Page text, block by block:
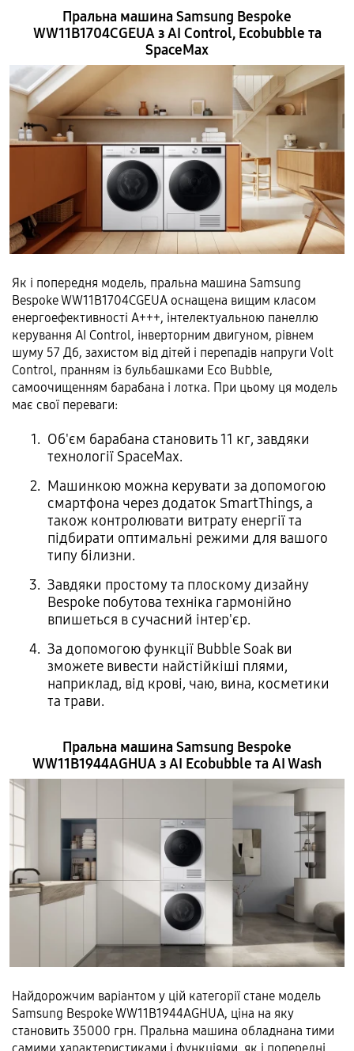
Пральна машина Samsung Bespoke
WW11B1704CGEUA з AI Control, Ecobubble та
SpaceMax
Як і попередня модель, пральна машина Samsung
Bespoke WW11B1704CGEUA оснащена вищим класом
енергоефективності А+++, інтелектуальною панеллю
керування AI Control, інверторним двигуном, рівнем
шуму 57 Дб, захистом від дітей і перепадів напруги Volt
Control, пранням із бульбашками Eco Bubble,
самоочищенням барабана і лотка. При цьому ця модель
має свої переваги:
Об'єм барабана становить 11 кг, завдяки
технології SpaceMax.
Машинкою можна керувати за допомогою
смартфона через додаток SmartThings, а
також контролювати витрату енергії та
підбирати оптимальні режими для вашого
типу білизни.
Завдяки простому та плоскому дизайну
Bespoke побутова техніка гармонійно
впишеться в сучасний інтер'єр.
За допомогою функції Bubble Soak ви
зможете вивести найстійкіші плями,
наприклад, від крові, чаю, вина, косметики
та трави.
Пральна машина Samsung Bespoke
WW11B1944AGHUA з AI Ecobubble та AI Wash
Найдорожчим варіантом у цій категорії стане модель
Samsung Bespoke WW11B1944AGHUA, ціна на яку
становить 35000 грн. Пральна машина обладнана тими